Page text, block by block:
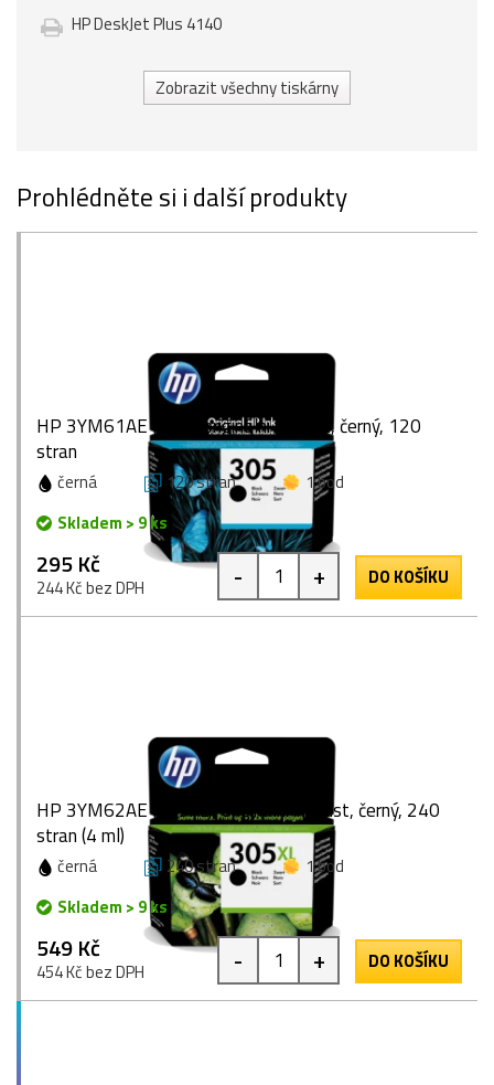
HP DeskJet Plus 4140
Zobrazit všechny tiskárny
Prohlédněte si i další produkty
HP 3YM61AE (305), originální inkoust, černý, 120
stran
černá 120 stran
1 bod
Skladem > 9 ks
295 Kč
244 Kč bez DPH - + DO KOŠÍKU
HP 3YM62AE (305XL), originální inkoust, černý, 240
stran (4 ml)
černá 240 stran
1 bod
Skladem > 9 ks
549 Kč
454 Kč bez DPH - + DO KOŠÍKU